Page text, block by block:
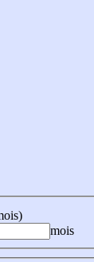
mois